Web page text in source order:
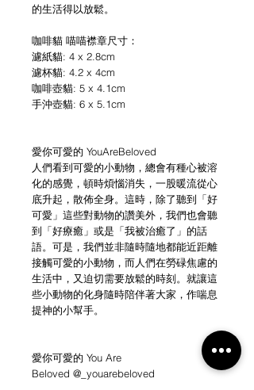
的生活得以放鬆。
咖啡貓 喵喵襟章尺寸：
濾紙貓: 4 x 2.8cm
濾杯貓: 4.2 x 4cm
咖啡壺貓: 5 x 4.1cm
手沖壺貓: 6 x 5.1cm
愛你可愛的 YouAreBeloved
人們看到可愛的小動物，總會有種心被溶
化的感覺，頓時煩惱消失，一股暖流從心
底升起，散佈全身。這時，除了聽到「好
可愛」這些對動物的讚美外，我們也會聽
到「好療癒」或是「我被治癒了」的話
語。可是，我們並非隨時隨地都能近距離
接觸可愛的小動物，而人們在勞碌焦慮的
生活中，又迫切需要放鬆的時刻。就讓這
些小動物的化身隨時陪伴著大家，作喘息
提神的小幫手。
愛你可愛的 You Are
Beloved @_youarebeloved